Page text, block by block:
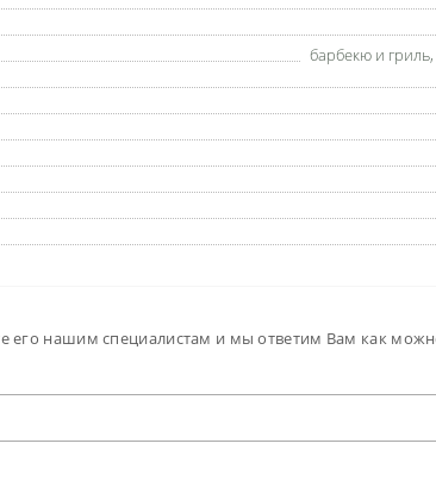
барбекю и гриль,
его нашим специалистам и мы ответим Вам как